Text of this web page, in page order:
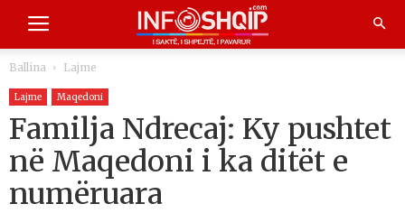
Ballina Lajme
Lajme Maqedoni
Familja Ndrecaj: Ky pushtet
në Maqedoni i ka ditët e
numëruara